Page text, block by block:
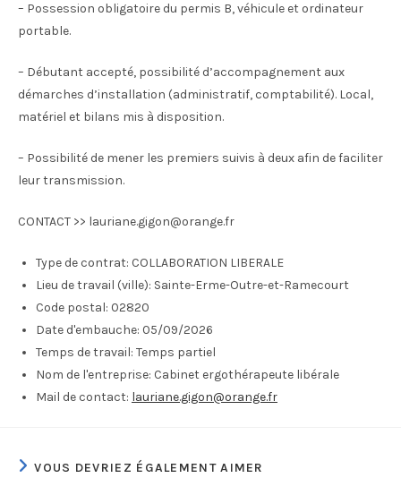
– Possession obligatoire du permis B, véhicule et ordinateur
portable.
– Débutant accepté, possibilité d’accompagnement aux
démarches d’installation (administratif, comptabilité). Local,
matériel et bilans mis à disposition.
– Possibilité de mener les premiers suivis à deux afin de faciliter
leur transmission.
CONTACT >> lauriane.gigon@orange.fr
Type de contrat: COLLABORATION LIBERALE
Lieu de travail (ville): Sainte-Erme-Outre-et-Ramecourt
Code postal: 02820
Date d'embauche: 05/09/2026
Temps de travail: Temps partiel
Nom de l'entreprise: Cabinet ergothérapeute libérale
Mail de contact: lauriane.gigon@orange.fr
VOUS DEVRIEZ ÉGALEMENT AIMER